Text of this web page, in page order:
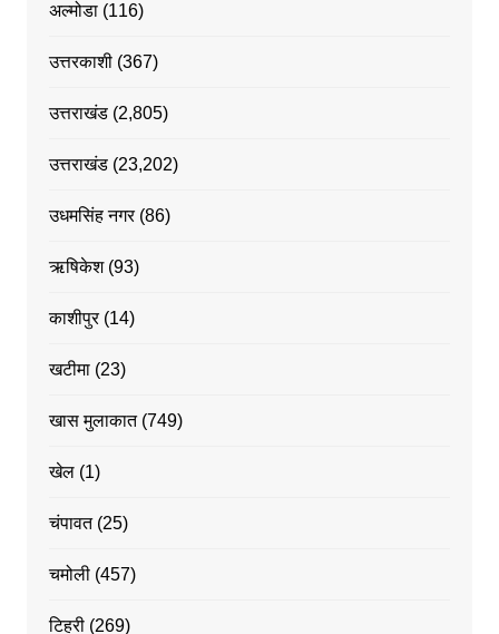
अल्मोडा(116)
उत्तरकाशी(367)
उत्तराखंड(2,805)
उत्तराखंड(23,202)
उधमसिंह नगर(86)
ऋषिकेश(93)
काशीपुर(14)
खटीमा(23)
खास मुलाकात(749)
खेल(1)
चंपावत(25)
चमोली(457)
टिहरी(269)